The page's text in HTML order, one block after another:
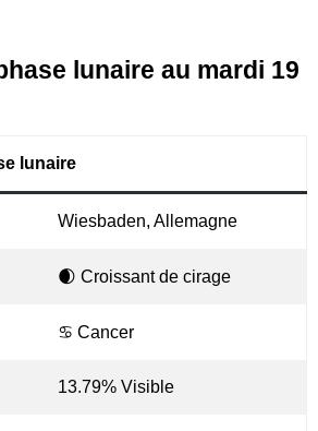
lunaire au mardi 19
lunaire
Wiesbaden, Allemagne
🌒 Croissant de cirage
♋ Cancer
13.79% Visible